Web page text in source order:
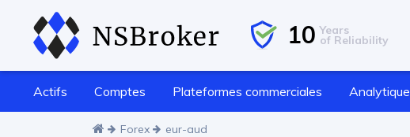
10 Years
of Reliability
Actifs Comptes Plateformes commerciales Analytique
Forex eur-aud